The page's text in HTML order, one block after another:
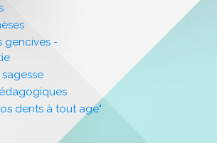
gencives -
dents à tout age"